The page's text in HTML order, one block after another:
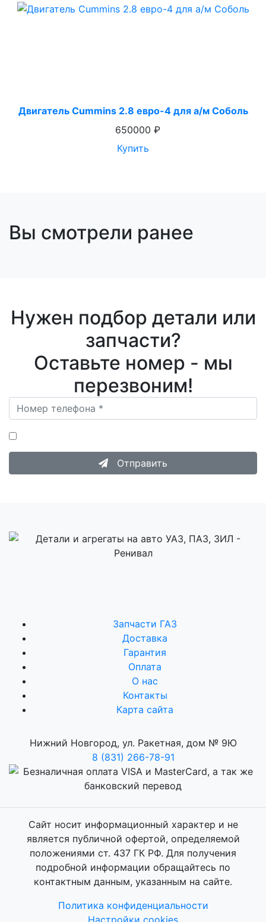
Двигатель Cummins 2.8 евро-4 для а/м Соболь
650000 ₽
Купить
Вы смотрели ранее
Нужен подбор детали или
запчасти?
Оставьте номер - мы
перезвоним!
Отправить
Запчасти ГАЗ
Доставка
Гарантия
Оплата
О нас
Контакты
Карта сайта
Нижний Новгород, ул. Ракетная, дом № 9Ю
8 (831) 266-78-91
Сайт носит информационный характер и не
является публичной офертой, определяемой
положениями ст. 437 ГК РФ. Для получения
подробной информации обращайтесь по
контактным данным, указанным на сайте.
Политика конфиденциальности